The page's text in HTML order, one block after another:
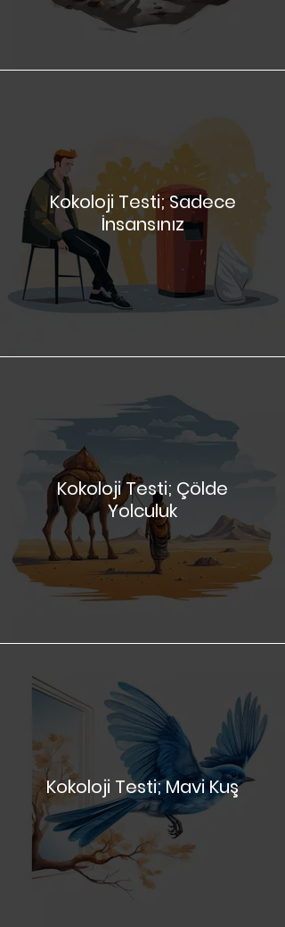
Kokoloji Testi; Sadece
İnsansınız
Kokoloji Testi; Çölde
Yolculuk
Kokoloji Testi; Mavi Kuş